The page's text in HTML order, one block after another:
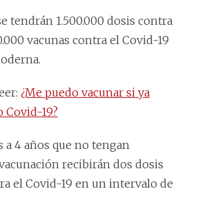
tendrán 1.500.000 dosis contra
vacunas contra el Covid-19
¿Me puedo vacunar si ya
19?
a 4 años que no tengan
recibirán dos dosis
el Covid-19 en un intervalo de